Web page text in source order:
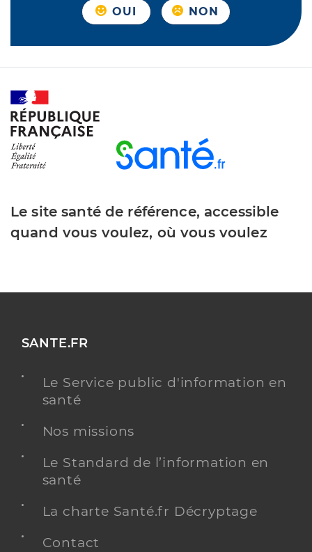
OUI NON
Le site santé de référence, accessible
quand vous voulez, où vous voulez
SANTE.FR
Le Service public d'information en
santé
Nos missions
Le Standard de l’information en
santé
La charte Santé.fr Décryptage
Contact